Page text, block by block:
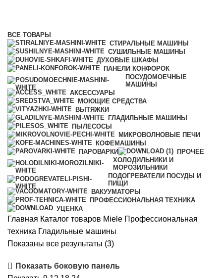
ВСЕ ТОВАРЫ
СТИРАЛЬНЫЕ МАШИНЫ
СУШИЛЬНЫЕ МАШИНЫ
ДУХОВЫЕ ШКАФЫ
ПАНЕЛИ КОНФОРОК
ПОСУДОМОЕЧНЫЕ
МАШИНЫ
АКСЕССУАРЫ
МОЮЩИЕ СРЕДСТВА
ВЫТЯЖКИ
ГЛАДИЛЬНЫЕ МАШИНЫ
ПЫЛЕСОСЫ
МИКРОВОЛНОВЫЕ ПЕЧИ
КОФЕМАШИНЫ
ПАРОВАРКИ
ПРОЧЕЕ
ХОЛОДИЛЬНИКИ И
МОРОЗИЛЬНИКИ
ПОДОГРЕВАТЕЛИ ПОСУДЫ И
ПИЩИ
ВАКУУМАТОРЫ
ПРОФЕССИОНАЛЬНАЯ ТЕХНИКА
УЦЕНКА
Главная Каталог товаров Miele Профессиональная
техника Гладильные машины
Показаны все результаты (3)Цены:
возрастанию
Показать боковую панель